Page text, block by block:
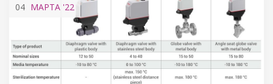
04 МАРТА '22